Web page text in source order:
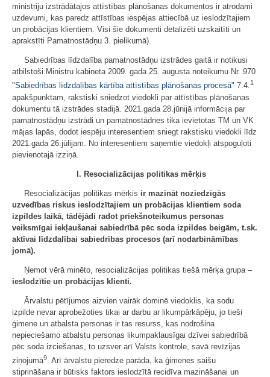
ministriju izstrādātajos attīstības plānošanas dokumentos ir atrodami
uzdevumi, kas paredz attīstības iespējas attiecībā uz ieslodzītajiem
un probācijas klientiem. Visi šie dokumenti detalizēti uzskaitīti un
aprakstīti Pamatnostādņu 3. pielikumā).
Sabiedrības līdzdalība pamatnostādņu izstrādes gaitā ir notikusi
atbilstoši Ministru kabineta 2009. gada 25. augusta noteikumu Nr. 970
"Sabiedrības līdzdalības kārtība attīstības plānošanas procesā" 7.4.1
apakšpunktam, rakstiski sniedzot viedokli par attīstības plānošanas
dokumentu tā izstrādes stadijā. 2021.gada 28.jūnijā informācija par
pamatnostādņu izstrādi un pamatnostādnes tika ievietotas TM un VK
mājas lapās, dodot iespēju interesentiem sniegt rakstisku viedokli līdz
2021.gada 26.jūlijam. No interesentiem saņemtie viedokļi atspoguļoti
pievienotajā izziņā.
I. Resocializācijas politikas mērķis
Resocializācijas politikas mērķis ir mazināt noziedzīgās
uzvedības riskus ieslodzītajiem un probācijas klientiem soda
izpildes laikā, tādējādi radot priekšnoteikumus personas
veiksmīgai iekļaušanai sabiedrībā pēc soda izpildes beigām, t.sk.
aktīvai līdzdalībai sabiedrības procesos (arī nodarbināmības
jomā).
Ņemot vērā minēto, resocializācijas politikas tiešā mērķa grupa –
ieslodzītie un probācijas klienti.
Ārvalstu pētījumos aizvien vairāk dominē viedoklis, ka sodu
izpilde nevar aprobežoties tikai ar darbu ar likumpārkāpēju, jo tieši
ģimene un atbalsta personas ir tas resurss, kas nodrošina
nepieciešamo atbalstu personas likumpaklausīgai dzīvei sabiedrībā
pēc soda izciešanas, to uzsver arī Valsts kontrole, savā revīzijas
ziņojumā9 . Arī ārvalstu pieredze parāda, ka ģimenes saišu
stiprināšana ir būtisks faktors ieslodzītā recidīva mazināšanai un